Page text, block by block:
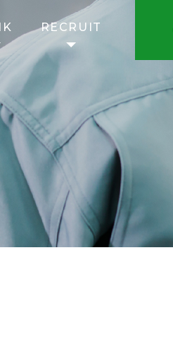
RECRUIT